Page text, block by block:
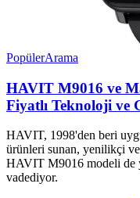
PopülerArama
HAVIT M9016 ve
Fiyatlı Teknoloji ve
HAVIT, 1998'den beri
ürünleri sunan, yenilikçi
HAVIT M9016 modeli de
vadediyor.